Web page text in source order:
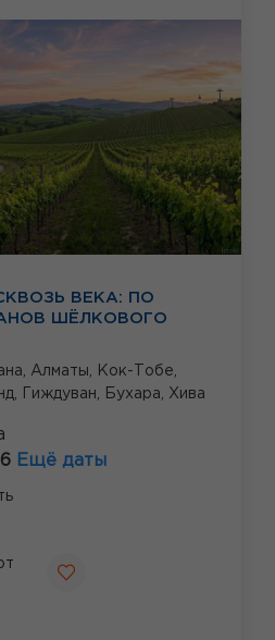
ВЕКА: ПО
ШЁЛКОВОГО
Алматы,
Кок-Тобе,
Гиждуван, Бухара, Хива
Ещё даты